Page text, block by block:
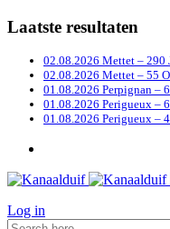
Laatste resultaten
02.08.2026 Mettet – 290
02.08.2026 Mettet – 55
01.08.2026 Perpignan –
01.08.2026 Perigueux –
01.08.2026 Perigueux –
Log in